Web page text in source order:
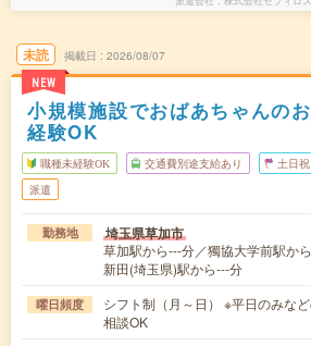
未読
NEW
掲載日 2026/08/07
小規模施設でおばあちゃんの
経験OK
職種未経験OK 交通費別途支給あり 土日
派遣
勤務地 埼玉県草加市
草加駅から---分／獨協大学前駅か
新田(埼玉県)駅から---分
曜日頻度
シフト制（月～日） ※平日のみな
相談OK